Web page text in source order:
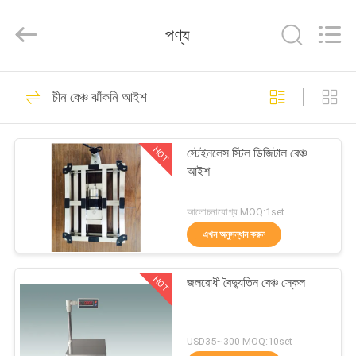
পণ্য
আমাদের
সম্বন্ধে
কারখানা
পরিদর্শন
Co.,Limited.
তল ঝাঁকনি আইশ
125
বেঞ্চ ঝাঁকনি আইশ
197
পণ্য
চীন বেঞ্চ ঝাঁকনি আইশ
HOT
স্টেইনলেস স্টিল ডিজিটাল বেঞ্চ
আইশ
আলোচনাযোগ্য MOQ:1set
এখন অনুসন্ধান করুন
HOT জলরোধী বৈদ্যুতিন বেঞ্চ স্কেল
USD35~300 MOQ:10set